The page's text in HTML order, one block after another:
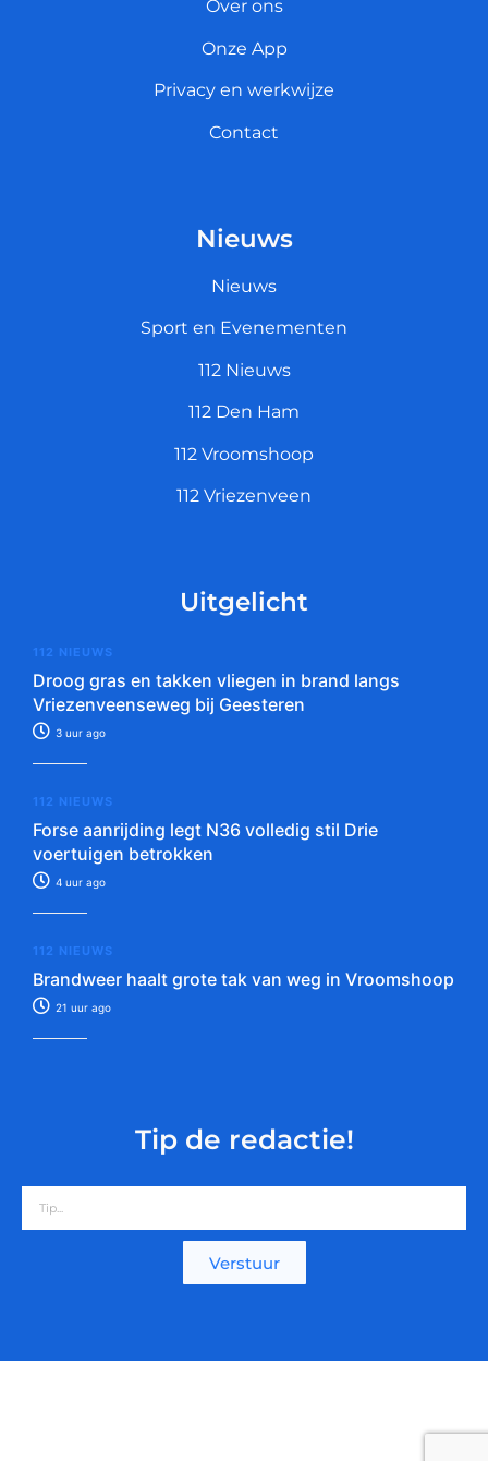
Over ons
Onze App
Privacy en werkwijze
Contact
Nieuws
Nieuws
Sport en Evenementen
112 Nieuws
112 Den Ham
112 Vroomshoop
112 Vriezenveen
Uitgelicht
112 NIEUWS
Droog gras en takken vliegen in brand langs
Vriezenveenseweg bij Geesteren
3 uur ago
112 NIEUWS
Forse aanrijding legt N36 volledig stil Drie
voertuigen betrokken
4 uur ago
112 NIEUWS
Brandweer haalt grote tak van weg in Vroomshoop
21 uur ago
Tip de redactie!
Verstuur